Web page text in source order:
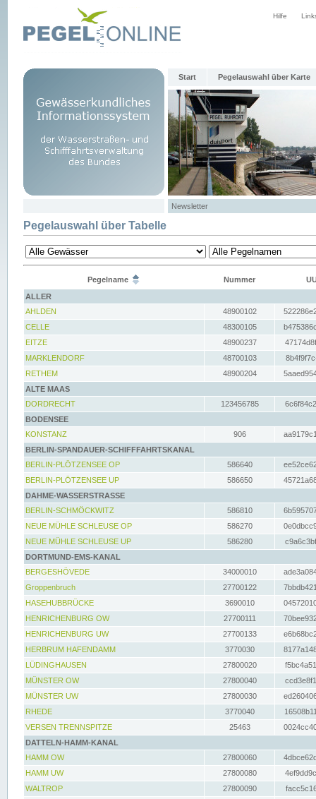
Hilfe
Start Pegelauswahl über Karte
Newsletter
Pegelauswahl über Tabelle
Pegelname Nummer
ALLER
AHLDEN
48900102
CELLE
48300105
EITZE
48900237
MARKLENDORF
48700103
RETHEM
48900204
ALTE MAAS
DORDRECHT
123456785
BODENSEE
KONSTANZ
906
BERLIN-SPANDAUER-SCHIFFFAHRTSKANAL
BERLIN-PLÖTZENSEE OP
586640
BERLIN-PLÖTZENSEE UP
586650
DAHME-WASSERSTRASSE
BERLIN-SCHMÖCKWITZ
586810
NEUE MÜHLE SCHLEUSE OP
586270
NEUE MÜHLE SCHLEUSE UP
586280
DORTMUND-EMS-KANAL
BERGESHÖVEDE
34000010
Groppenbruch
27700122
HASEHUBBRÜCKE
3690010
HENRICHENBURG OW
27700111
HENRICHENBURG UW
27700133
HERBRUM HAFENDAMM
3770030
LÜDINGHAUSEN
27800020
MÜNSTER OW
27800040
MÜNSTER UW
27800030
RHEDE
3770040
VERSEN TRENNSPITZE
25463
DATTELN-HAMM-KANAL
HAMM OW
27800060
HAMM UW
27800080
WALTROP
27800090